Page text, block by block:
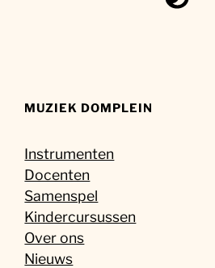
MUZIEK DOMPLEIN
Instrumenten
Docenten
Samenspel
Kindercursussen
Over ons
Nieuws